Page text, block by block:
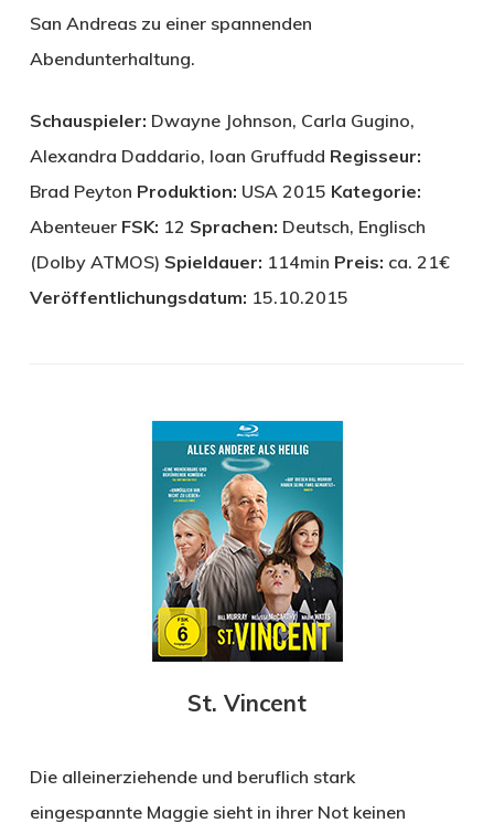
San Andreas zu einer spannenden
Abendunterhaltung.
Schauspieler: Dwayne Johnson, Carla Gugino,
Alexandra Daddario, Ioan Gruffudd Regisseur:
Brad Peyton Produktion: USA 2015 Kategorie:
AbenteuerFSK: 12 Sprachen: Deutsch, Englisch
(Dolby ATMOS) Spieldauer: 114min Preis: ca. 21€
Veröffentlichungsdatum: 15.10.2015
St. Vincent
Die alleinerziehende und beruflich stark
eingespannte Maggie sieht in ihrer Not keinen